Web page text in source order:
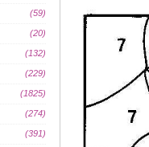
(59)
(20)
(132)
(229)
(1825)
(274)
(391)